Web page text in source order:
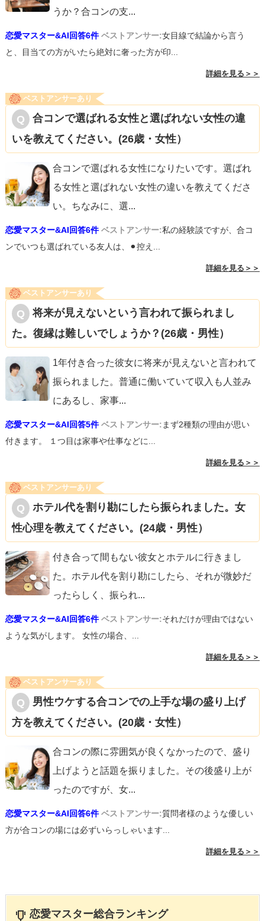
うか？合コンの支...
恋愛マスター&AI回答6件 ベストアンサー:女目線で結論から言う
と、目当ての方がいたら絶対に奢った方が印...
詳細を見る＞＞
ベストアンサーあり
合コンで選ばれる女性と選ばれない女性の違
いを教えてください。(26歳・女性）
合コンで選ばれる女性になりたいです。選ばれ
る女性と選ばれない女性の違いを教えてくださ
い。ちなみに、選...
恋愛マスター&AI回答6件 ベストアンサー:私の経験談ですが、合コ
ンでいつも選ばれている友人は、⚫︎控え...
詳細を見る＞＞
ベストアンサーあり
将来が見えないという言われて振られまし
た。復縁は難しいでしょうか？(26歳・男性）
1年付き合った彼女に将来が見えないと言われて
振られました。普通に働いていて収入も人並み
にあるし、家事...
恋愛マスター&AI回答5件 ベストアンサー:まず2種類の理由が思い
付きます。 １つ目は家事や仕事などに...
詳細を見る＞＞
ベストアンサーあり
ホテル代を割り勘にしたら振られました。女
性心理を教えてください。(24歳・男性）
付き合って間もない彼女とホテルに行きまし
た。ホテル代を割り勘にしたら、それが微妙だ
ったらしく、振られ...
恋愛マスター&AI回答6件 ベストアンサー:それだけが理由ではない
ような気がします。 女性の場合、...
詳細を見る＞＞
ベストアンサーあり
男性ウケする合コンでの上手な場の盛り上げ
方を教えてください。(20歳・女性）
合コンの際に雰囲気が良くなかったので、盛り
上げようと話題を振りました。その後盛り上が
ったのですが、女...
恋愛マスター&AI回答6件 ベストアンサー:質問者様のような優しい
方が合コンの場には必ずいらっしゃいます...
詳細を見る＞＞
恋愛マスター総合ランキング